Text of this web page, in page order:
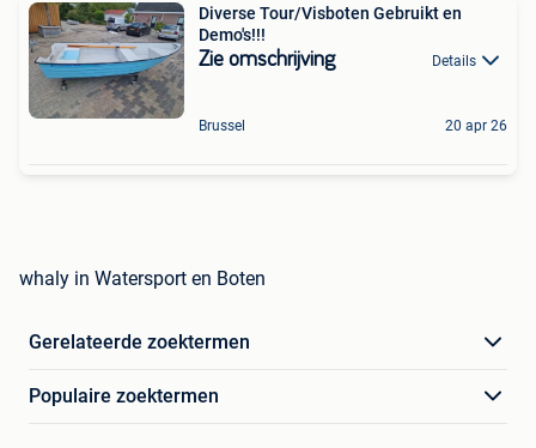
Diverse Tour/Visboten Gebruikt en
Demo's!!!
Zie omschrijving Details
Brussel 20 apr 26
whaly in Watersport en Boten
Gerelateerde zoektermen
Populaire zoektermen